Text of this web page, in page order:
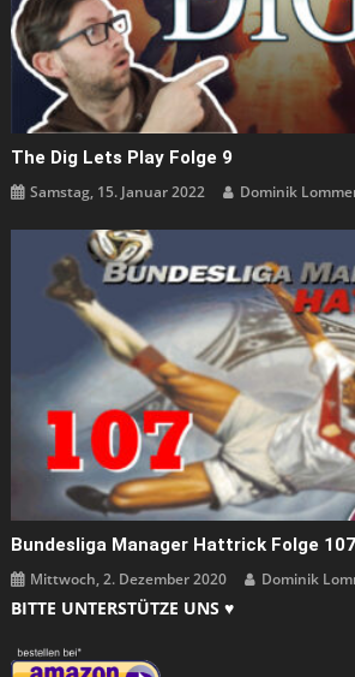
The Dig Lets Play Folge 9
Samstag, 15. Januar 2022 Dominik
Bundesliga Manager Hattrick Folge
Mittwoch, 2. Dezember 2020 Dominik
BITTE UNTERSTÜTZE UNS ♥